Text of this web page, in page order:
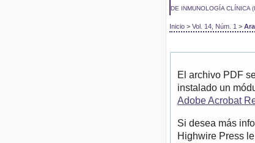
DE INMUNOLOGÍA CLÍNICA
Inicio > Vol. 14, Núm. 1 >
El archivo PDF
instalado un
Adobe Acrobat
Si desea más
Highwire Press